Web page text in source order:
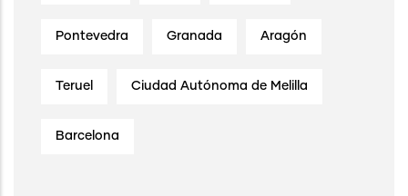
Pontevedra Granada Aragón
Teruel Ciudad Autónoma de Melilla
Barcelona